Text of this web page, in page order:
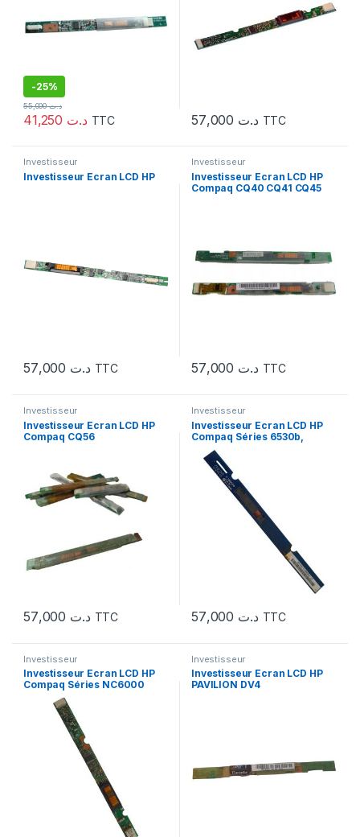
-25%
د.ت
د.ت55,000
TTC د.ت TTC
Investisseur
Investisseur Ecran LCD HP
د.ت TTC
Investisseur
Investisseur Ecran LCD HP
Compaq CQ40 CQ41 CQ45
د.ت TTC
Investisseur
Investisseur Ecran LCD HP
Compaq CQ56
د.ت TTC
Investisseur
Investisseur Ecran LCD HP
Compaq Séries 6530b,
6535b, 6730b
د.ت TTC
Investisseur
Investisseur Ecran LCD HP
Compaq Séries NC6000
Investisseur
Investisseur Ecran LCD HP
PAVILION DV4